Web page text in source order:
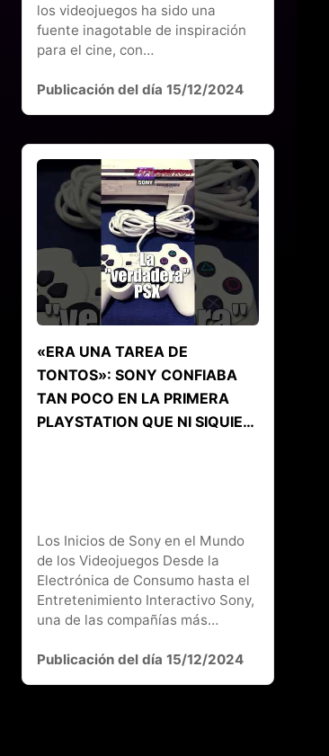
los videojuegos ha sido una
fuente inagotable de inspiración
para el cine, con…
Publicación del día 15/12/2024
«ERA UNA TAREA DE
TONTOS»: SONY CONFIABA
TAN POCO EN LA PRIMERA
PLAYSTATION QUE NI SIQUIE…
Los Inicios de Sony en el Mundo
de los Videojuegos Desde la
Electrónica de Consumo hasta el
Entretenimiento Interactivo Sony,
una de las compañías más…
Publicación del día 15/12/2024